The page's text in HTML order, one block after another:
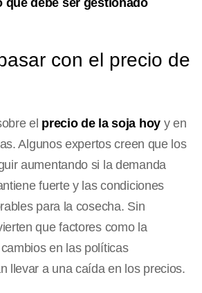
que debe ser gestionado
con el precio de
el precio de la soja hoyy en
Algunos expertos creen que los
aumentando si la demanda
fuerte y las condiciones
para la cosecha. Sin
que factores como la
en las políticas
llevar a una caída en los precios.